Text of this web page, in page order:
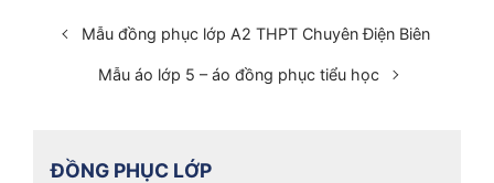
Mẫu đồng phục lớp A2 THPT Chuyên Điện Biên
Mẫu áo lớp 5 – áo đồng phục tiểu học
ĐỒNG PHỤC LỚP